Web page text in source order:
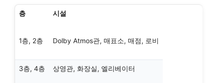
층 시설
1층, 2층 Dolby Atmos관, 매표소, 매점, 로비
3층, 4층 상영관, 화장실, 엘리베이터